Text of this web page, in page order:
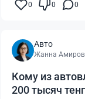
0 0 0
Авто
Жанна
Кому из
200 тысяч